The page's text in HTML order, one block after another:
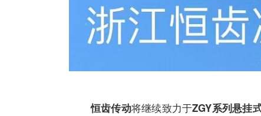
恒齿传动将继续致力于ZGY系列悬挂